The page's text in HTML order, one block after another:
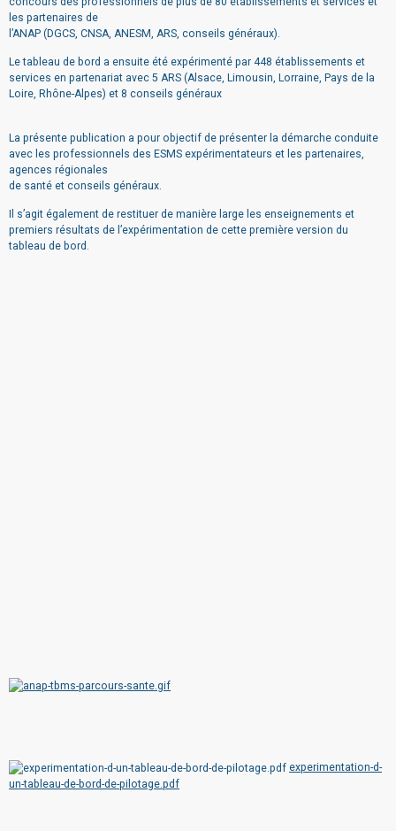
les partenaires de
l’ANAP (DGCS, CNSA, ANESM, ARS, conseils généraux).
Le tableau de bord a ensuite été expérimenté par 448 établissements et
services en partenariat avec 5 ARS (Alsace, Limousin, Lorraine, Pays de la
Loire, Rhône-Alpes) et 8 conseils généraux
La présente publication a pour objectif de présenter la démarche conduite
avec les professionnels des ESMS expérimentateurs et les partenaires,
agences régionales
de santé et conseils généraux.
Il s’agit également de restituer de manière large les enseignements et
premiers résultats de l’expérimentation de cette première version du
tableau de bord.
experimentation-d-
un-tableau-de-bord-de-pilotage.pdf